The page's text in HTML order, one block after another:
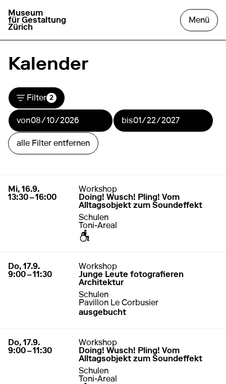
zur Startseite gehen
Museum
für Gestaltung
Zürich
Menüdas
Kalender
Filteröffnen der Kalenderfilter
2
von bis
alle Filter entfernen
16. September 202613:30 – 16:00
Mi, 16.9.
13:30 – 16:00
Workshop
Doing! Wusch! Pling! Vom
Alltagsobjekt zum Soundeffekt
Schulen
Toni-Areal
17. September 20269:00 – 11:30
Do, 17.9.
9:00 – 11:30
Workshop
Junge Leute fotografieren
Architektur
Schulen
Pavillon Le Corbusier
ausgebucht
17. September 20269:00 – 11:30
Do, 17.9.
9:00 – 11:30
Workshop
Doing! Wusch! Pling! Vom
Alltagsobjekt zum Soundeffekt
Schulen
Toni-Areal